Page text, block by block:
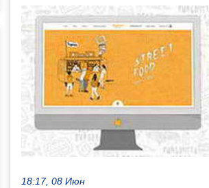
18:17, 08 Июн